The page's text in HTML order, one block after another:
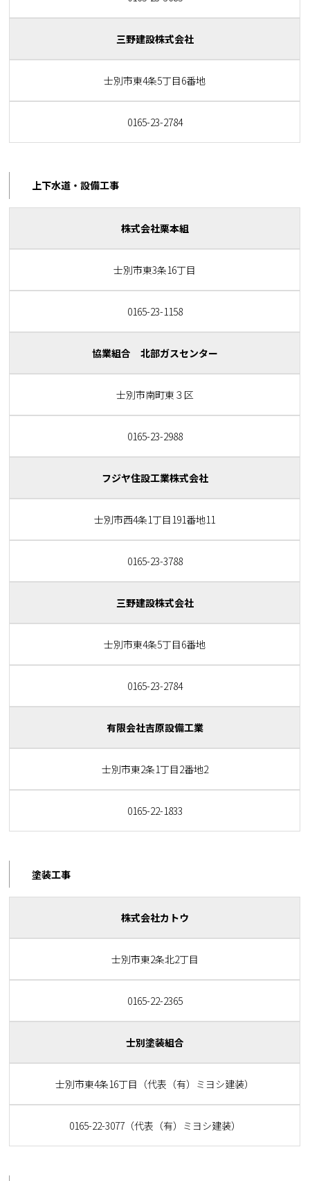
三野建設株式会社
士別市東4条5丁目6番地
0165-23-2784
上下水道・設備工事
株式会社栗本組
士別市東3条16丁目
0165-23-1158
協業組合 北部ガスセンター
士別市南町東３区
0165-23-2988
フジヤ住設工業株式会社
士別市西4条1丁目191番地11
0165-23-3788
三野建設株式会社
士別市東4条5丁目6番地
0165-23-2784
有限会社吉原設備工業
士別市東2条1丁目2番地2
0165-22-1833
塗装工事
株式会社カトウ
士別市東2条北2丁目
0165-22-2365
士別塗装組合
士別市東4条16丁目（代表（有）ミヨシ建装）
0165-22-3077（代表（有）ミヨシ建装）